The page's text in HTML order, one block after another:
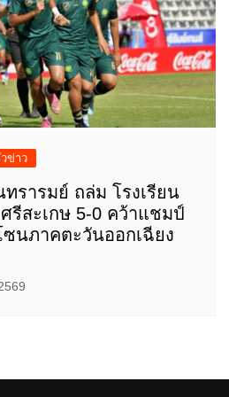
ข่าว
ทรารมย์ ถล่ม โรงเรียน
รีสะเกษ 5-0 คว้าแชมป์
ซนภาคตะวันออกเฉียง